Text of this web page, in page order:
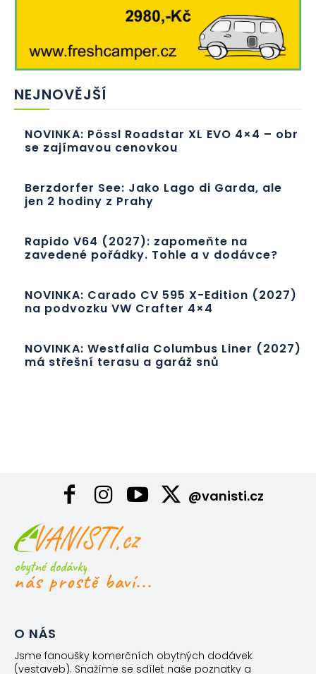
NEJNOVĚJŠÍ
NOVINKA: Pössl Roadstar XL EVO 4×4 – obr
se zajímavou cenovkou
Berzdorfer See: Jako Lago di Garda, ale
jen 2 hodiny z Prahy
Rapido V64 (2027): zapomeňte na
zavedené pořádky. Tohle a v dodávce?
NOVINKA: Carado CV 595 X-Edition (2027)
na podvozku VW Crafter 4×4
NOVINKA: Westfalia Columbus Liner (2027)
má střešní terasu a garáž snů
@vanisti.cz
obytné dodávky
nás prostě baví...
O NÁS
Jsme fanoušky komerčních obytných dodávek
(vestaveb). Snažíme se sdílet naše poznatky a